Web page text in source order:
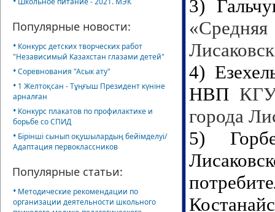
Популярные новости:
• Конкурс детских творческих работ
"Независимый Казахстан глазами детей"
•Соревнования "Асык ату"
• 1 Желтоқсан - Тұңғыш Президент күніне
арналған
• Конкурс плакатов по профилактике и
борьбе со СПИД
• Бірінші сынып оқушылардың бейімделуі/
Адаптация первоклассников
Популярные статьи:
• Методические рекомендации по
организации деятельности школьного
3)
4)
НВП
города
5)